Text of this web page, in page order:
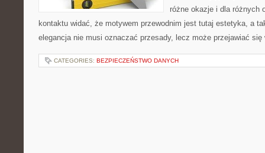
różne okazje i dla różnych
kontaktu widać, że motywem przewodnim jest tutaj estetyka, a
elegancja nie musi oznaczać przesady, lecz może przejawiać
CATEGORIES: BEZPIECZEŃSTWO DANYCH